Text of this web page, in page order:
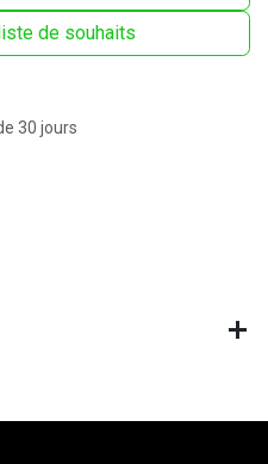
de souhaits
30 jours